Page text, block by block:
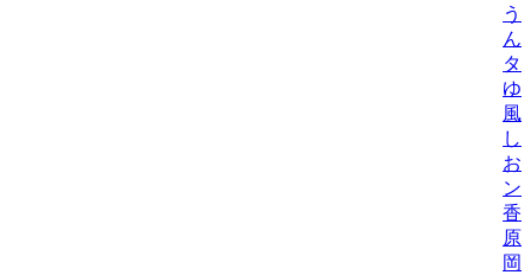
う
ん
タ
ゆ
風
し
お
ン
香/
原
岡